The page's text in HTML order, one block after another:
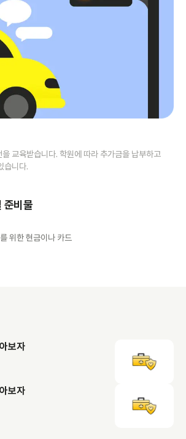
교육받습니다. 학원에 따라 추가금을 납부하고
습니다.
준비물
위한 현금이나 카드
보자
보자